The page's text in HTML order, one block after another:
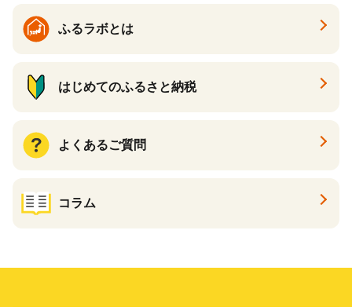
ふるラボとは
はじめてのふるさと納税
よくあるご質問
コラム